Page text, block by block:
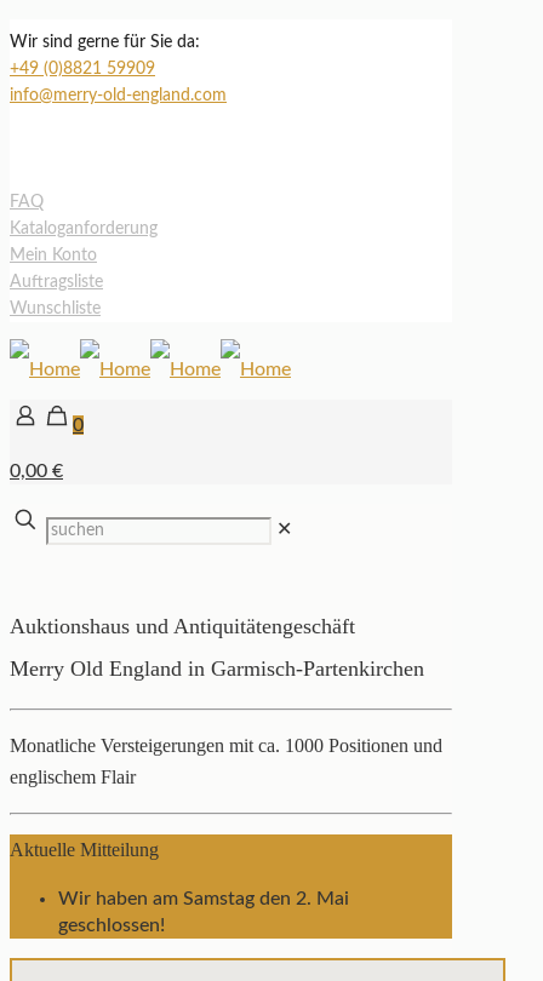
Wir sind gerne für Sie da:
+49 (0)8821 59909
info@merry-old-england.com
FAQ
Kataloganforderung
Mein Konto
Auftragsliste
Wunschliste
0
0,00 €
✕
Auktionshaus und Antiquitätengeschäft
Merry Old England in Garmisch-Partenkirchen
Monatliche Versteigerungen mit ca. 1000 Positionen und
englischem Flair
Aktuelle Mitteilung
Wir haben am Samstag den 2. Mai
geschlossen!